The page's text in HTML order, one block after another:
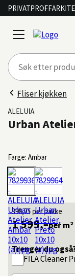
PRIVATPROFF
open
menu
Fliser kjøkken
ALELUIA
Urban
Farge: Ambar
399,75 per pakke
1 599,–per m²
Trenger du
FILACleaner